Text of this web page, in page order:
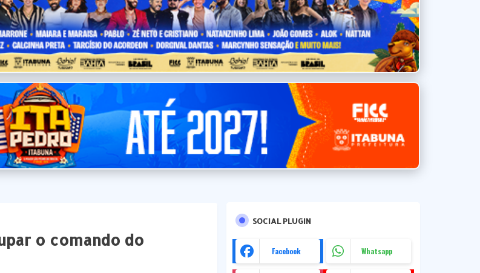
o comando do
SOCIAL PLUGIN
Facebook Whatsapp